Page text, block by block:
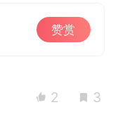
赞赏
2 3